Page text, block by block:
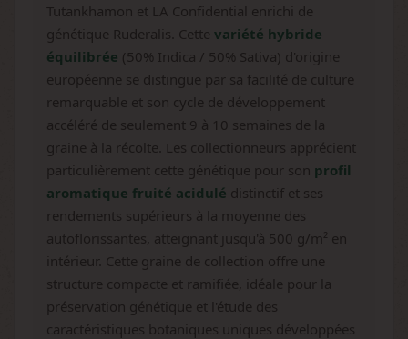
Tutankhamon et LA Confidential enrichi de
génétique Ruderalis. Cette variété hybride
équilibrée (50% Indica / 50% Sativa) d'origine
européenne se distingue par sa facilité de culture
remarquable et son cycle de développement
accéléré de seulement 9 à 10 semaines de la
graine à la récolte. Les collectionneurs apprécient
particulièrement cette génétique pour son profil
aromatique fruité acidulé distinctif et ses
rendements supérieurs à la moyenne des
autoflorissantes, atteignant jusqu'à 500 g/m² en
intérieur. Cette graine de collection offre une
structure compacte et ramifiée, idéale pour la
préservation génétique et l'étude des
caractéristiques botaniques uniques développées